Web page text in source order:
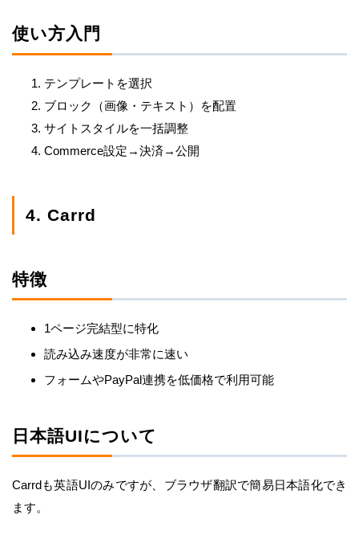
使い方入門
テンプレートを選択
ブロック（画像・テキスト）を配置
サイトスタイルを一括調整
Commerce設定→決済→公開
4. Carrd
特徴
1ページ完結型に特化
読み込み速度が非常に速い
フォームやPayPal連携を低価格で利用可能
日本語UIについて
Carrdも英語UIのみですが、ブラウザ翻訳で簡易日本語化でき
ます。